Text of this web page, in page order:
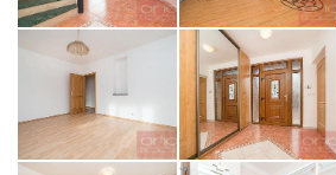
ODESLAT ZPRÁVU